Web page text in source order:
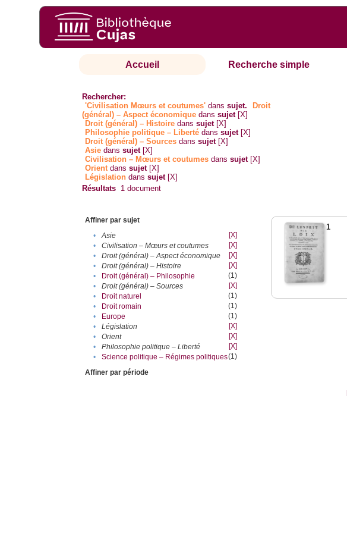
Accueil Recherche simple
Rechercher:
'Civilisation Mœurs et coutumes' danssujet.
Droit
(général) – Aspect économique danssujet [X]
Droit (général) – Histoire danssujet [X]
Philosophie politique – Liberté danssujet [X]
Droit (général) – Sources danssujet [X]
Asie danssujet [X]
Civilisation – Mœurs et coutumes danssujet [X]
Orientdanssujet [X]
Législation danssujet [X]
Résultats 1 document
Affiner par sujet
•
Asie
[X]
•
Civilisation – Mœurs et coutumes
[X]
•
Droit (général) – Aspect économique
[X]
•
Droit (général) – Histoire
[X]
•
Droit (général) – Philosophie
(1)
•
Droit (général) – Sources
[X]
•
Droit naturel
(1)
•
Droit romain
(1)
•
Europe
(1)
•
Législation
[X]
•
Orient
[X]
•
Philosophie politique – Liberté
[X]
•
Science politique – Régimes politiques(1)
Affiner par période
1